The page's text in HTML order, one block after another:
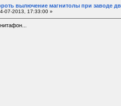
вылючение магнитолы при заводе
07-2013, 17:33:00 »